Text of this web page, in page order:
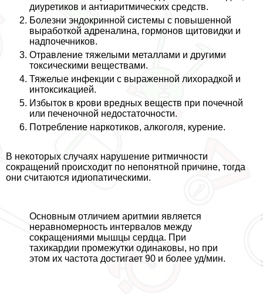
диуретиков и антиаритмических средств.
Болезни эндокринной системы с повышенной
выработкой адреналина, гормонов щитовидки и
надпочечников.
Отравление тяжелыми металлами и другими
токсическими веществами.
Тяжелые инфекции с выраженной лихорадкой и
интоксикацией.
Избыток в крови вредных веществ при почечной
или печеночной недостаточности.
Потрeбление наркотиков, алкоголя, курение.
В некоторых случаях нарушение ритмичности
сокращений происходит по непонятной причине, тогда
они считаются идиопатическими.
Основным отличием аритмии является
неравномерность интервалов между
сокращениями мышцы сердца. При
тахикардии промежутки одинаковы, но при
этом их частота достигает 90 и более уд/мин.